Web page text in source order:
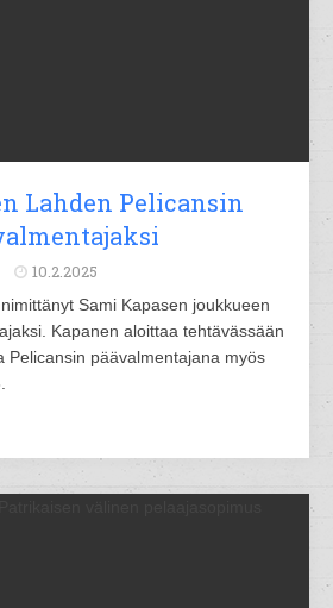
Lahden Pelicansin
10.2.2025
Sami Kapasen joukkueen
Kapanen aloittaa tehtävässään
Pelicansin päävalmentajana myös